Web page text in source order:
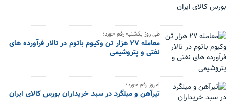
طی روز یکشنبه رقم خورد؛
معامله ۲۷ هزار تن وکیوم باتوم در تالار فرآورده های
نفتی و پتروشیمی
امروز رقم خورد؛
تیرآهن و میلگرد در سبد خریداران بورس کالای ایران